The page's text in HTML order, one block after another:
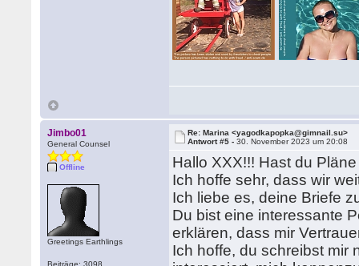
Jimbo01
General Counsel
Offline
Greetings Earthlings
Beiträge: 3098
Re: Marina <yagodkapopka@gimnail.su>
Antwort #5 -30. November 2023 um 20:08
Hallo XXX!!! Hast du
Ich hoffe sehr, dass wir
Ich liebe es, deine Briefe
Du bist eine interessante
erklären, dass mir
Ich hoffe, du schreibst mir